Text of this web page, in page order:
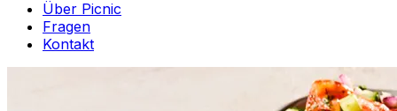
Über Picnic
Fragen
Kontakt